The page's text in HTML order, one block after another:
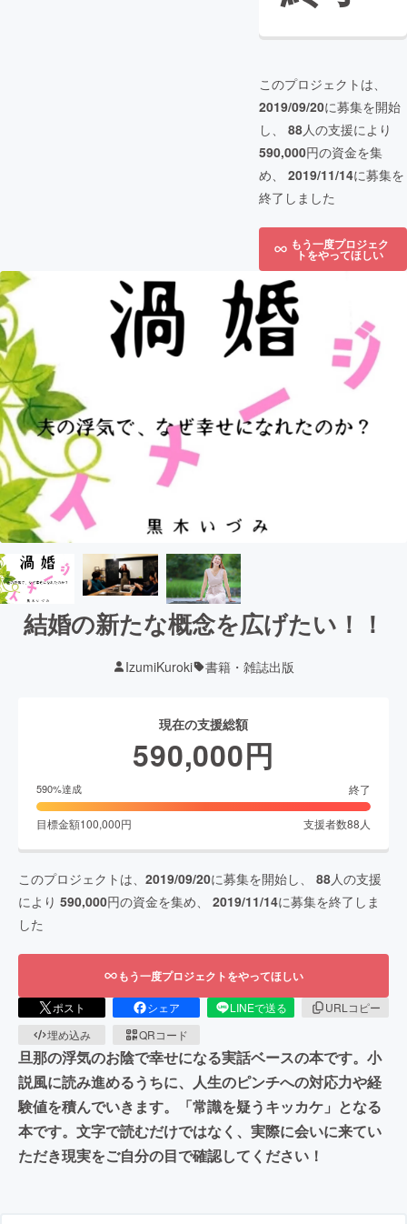
このプロジェクトは、
2019/09/20に募集を開始
し、 88人の支援により
590,000円の資金を集
め、 2019/11/14に募集を
終了しました
もう一度プロジェク
トをやってほしい
結婚の新たな概念を広げたい！！
IzumiKuroki 書籍・雑誌出版
現在の支援総額
590,000円
590%達成 終了
目標金額100,000円 支援者数88 人
このプロジェクトは、 2019/09/20に募集を開始し、 88人の支援
により 590,000円の資金を集め、 2019/11/14に募集を終了しま
した
もう一度プロジェクトをやってほしい
ポスト シェア LINEで送る
URLコピー
埋め込み
QRコード
旦那の浮気のお陰で幸せになる実話ベースの本です。小
説風に読み進めるうちに、人生のピンチへの対応力や経
験値を積んでいきます。「常識を疑うキッカケ」となる
本です。文字で読むだけではなく、実際に会いに来てい
ただき現実をご自分の目で確認してください！